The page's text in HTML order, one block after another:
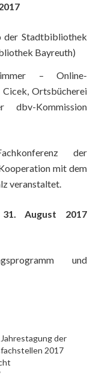
der Stadtbibliothek
Bayreuth)
– Online-
Ortsbücherei
dbv-Kommission
der
mit dem
veranstaltet.
31. August 2017
und
der
2017